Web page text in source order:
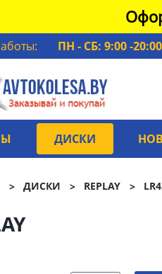
ПН - СБ: 9:00 -20:00
ДИСКИ
ДИСКИ REPLAY